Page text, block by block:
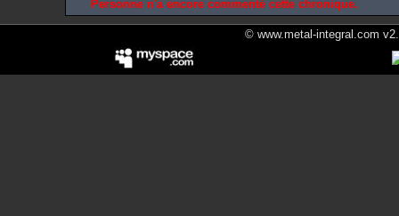
Personne n'a encore commenté cette chronique.
© www.metal-integral.com